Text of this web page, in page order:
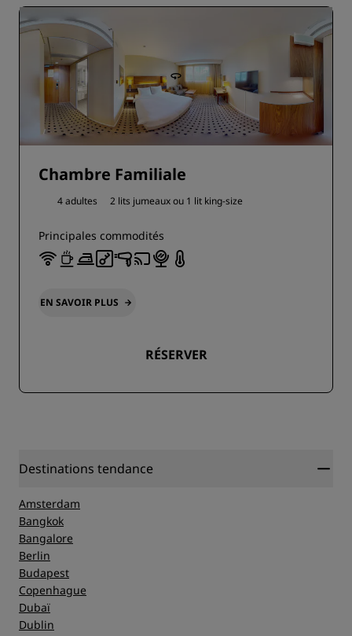
Chambre Familiale
4 adultes 2 lits jumeaux ou 1 lit king-size
Principales commodités
EN SAVOIR PLUS
RÉSERVER
Destinations tendance
Amsterdam
Bangkok
Bangalore
Berlin
Budapest
Copenhague
Dubaï
Dublin